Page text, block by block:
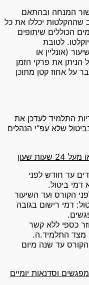
המנחה ובהתאם
שההקלטות יכללו את כל
הכוללים שיתופים
לטובת
(אונליין או
את פרקי הזמן
על אחוז קטן מתוכן
התלמיד לעדכן את
שלא עפ”י הנהלים
עד חודש לפני
דמי ביטול.
הקורס ועד השיעור
דמי רישום בגובה
כספי ללא קשר
מצד התלמיד.ה.
עד שנה מיום